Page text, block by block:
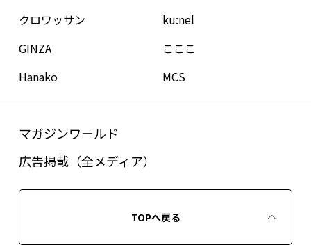
クロワッサン
GINZA
Hanako
ku:nel
こここ
MCS
マガジンワールド
広告掲載（全メディア）
TOPへ戻る